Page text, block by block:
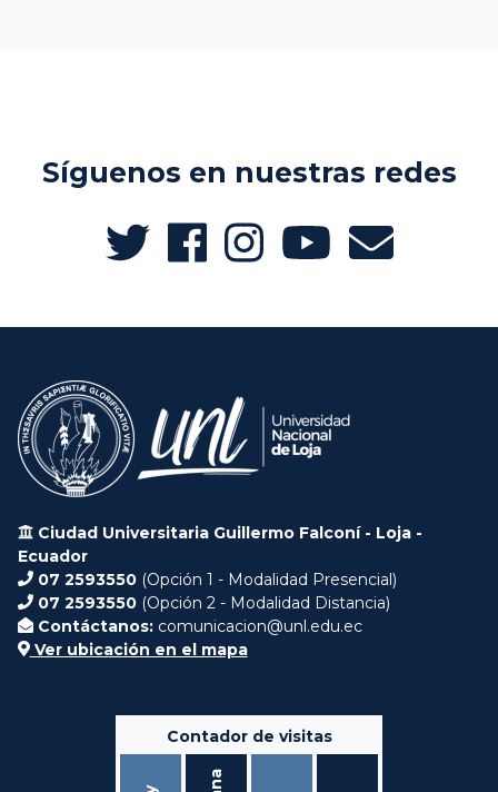
Síguenos en nuestras redes
Ciudad Universitaria Guillermo Falconí - Loja -
Ecuador
07 2593550 (Opción 1 - Modalidad Presencial)
07 2593550 (Opción 2 - Modalidad Distancia)
Contáctanos: comunicacion@unl.edu.ec
Ver ubicación en el mapa
Contador de visitas